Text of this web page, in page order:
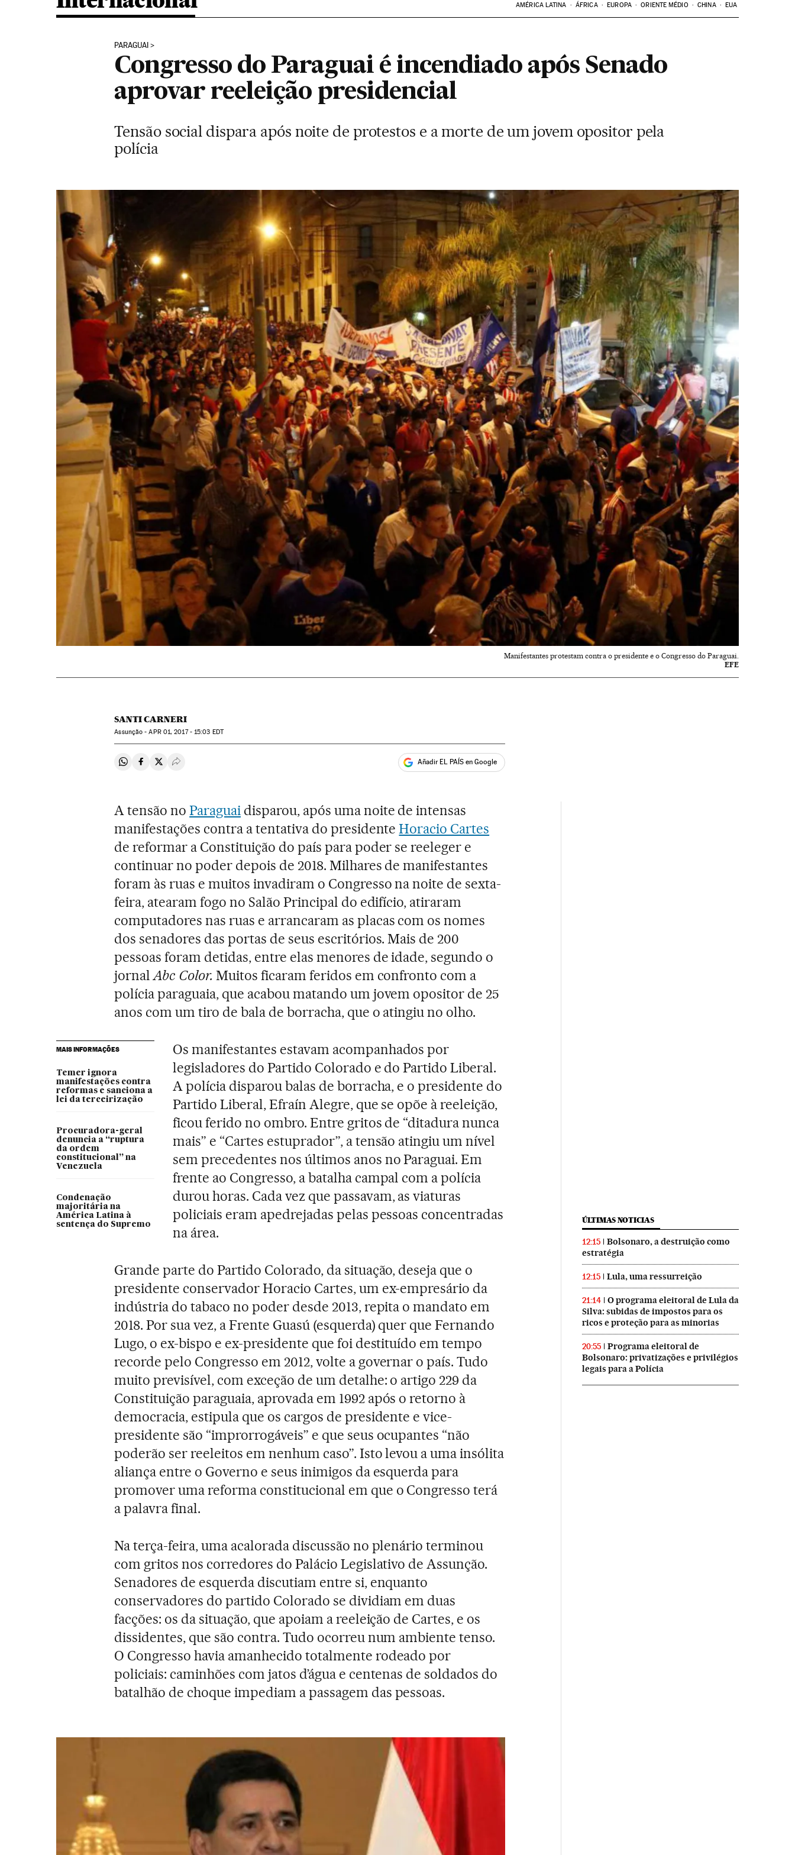
AMÉRICA LATINA ÁFRICA EUROPA ORIENTE MÉDIO CHINA EUA
PARAGUAI
Congresso do Paraguai é incendiado após Senado
aprovar reeleição presidencial
Tensão social dispara após noite de protestos e a morte de um jovem opositor pela
polícia
Manifestantes protestam contra o presidente e o Congresso do Paraguai.
EFE
SANTI CARNERI
Assunção -APR01, 2017 - 15:03 EDT
Compartir en Whatsapp
Compartir en Facebook
Compartir en Twitter
Desplegar Redes Sociales Añadir EL PAÍS en Google
A tensão noParaguaidisparou, após uma noite de intensas
manifestações contra a tentativa do presidenteHoracio Cartes
de reformar a Constituição do país para poder se reeleger e
continuar no poder depois de 2018. Milhares de manifestantes
foram às ruas e muitos invadiram o Congresso na noite de sexta-
feira, atearam fogo no Salão Principal do edifício, atiraram
computadores nas ruas e arrancaram as placas com os nomes
dos senadores das portas de seus escritórios. Mais de 200
pessoas foram detidas, entre elas menores de idade, segundo o
jornalAbc Color. Muitos ficaram feridos em confronto com a
polícia paraguaia, que acabou matando um jovem opositor de 25
anos com um tiro de bala de borracha, que o atingiu no olho.
MAIS INFORMAÇÕES
Temer ignora
manifestações contra
reformas e sanciona a
lei da terceirização
Procuradora-geral
denuncia a “ruptura
da ordem
constitucional” na
Venezuela
Condenação
majoritária na
América Latina à
sentença do Supremo
Os manifestantes estavam acompanhados por
legisladores do Partido Colorado e do Partido Liberal.
A polícia disparou balas de borracha, e o presidente do
Partido Liberal, Efraín Alegre, que se opõe à reeleição,
ficou ferido no ombro. Entre gritos de “ditadura nunca
mais” e “Cartes estuprador”, a tensão atingiu um nível
sem precedentes nos últimos anos no Paraguai. Em
frente ao Congresso, a batalha campal com a polícia
durou horas. Cada vez que passavam, as viaturas
policiais eram apedrejadas pelas pessoas concentradas
na área.
Grande parte do Partido Colorado, da situação, deseja que o
presidente conservador Horacio Cartes, um ex-empresário da
indústria do tabaco no poder desde 2013, repita o mandato em
2018. Por sua vez, a Frente Guasú (esquerda) quer que Fernando
Lugo, o ex-bispo e ex-presidente que foi destituído em tempo
recorde pelo Congresso em 2012, volte a governar o país. Tudo
muito previsível, com exceção de um detalhe: o artigo 229 da
Constituição paraguaia, aprovada em 1992 após o retorno à
democracia, estipula que os cargos de presidente e vice-
presidente são “improrrogáveis” e que seus ocupantes “não
poderão ser reeleitos em nenhum caso”. Isto levou a uma insólita
aliança entre o Governo e seus inimigos da esquerda para
promover uma reforma constitucional em que o Congresso terá
a palavra final.
Na terça-feira, uma acalorada discussão no plenário terminou
com gritos nos corredores do Palácio Legislativo de Assunção.
Senadores de esquerda discutiam entre si, enquanto
conservadores do partido Colorado se dividiam em duas
facções: os da situação, que apoiam a reeleição de Cartes, e os
dissidentes, que são contra. Tudo ocorreu num ambiente tenso.
O Congresso havia amanhecido totalmente rodeado por
policiais: caminhões com jatos d’água e centenas de soldados do
batalhão de choque impediam a passagem das pessoas.
ÚLTIMAS NOTICIAS
12:15
Bolsonaro, a destruição como
estratégia
12:15 Lula, uma ressurreição
21:14
O programa eleitoral de Lula da
Silva: subidas de impostos para os
ricos e proteção para as minorias
20:55
Programa eleitoral de
Bolsonaro: privatizações e privilégios
legais para a Polícia